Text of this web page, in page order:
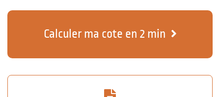
Calculer ma cote en 2 min